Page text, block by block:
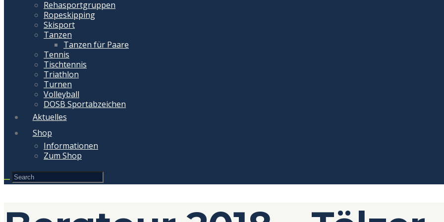
Rehasportgruppen
Ropeskipping
Skisport
Tanzen
Tanzen für Paare
Tennis
Tischtennis
Triathlon
Turnen
Volleyball
DOSB Sportabzeichen
Aktuelles
Shop
Informationen
Zum Shop